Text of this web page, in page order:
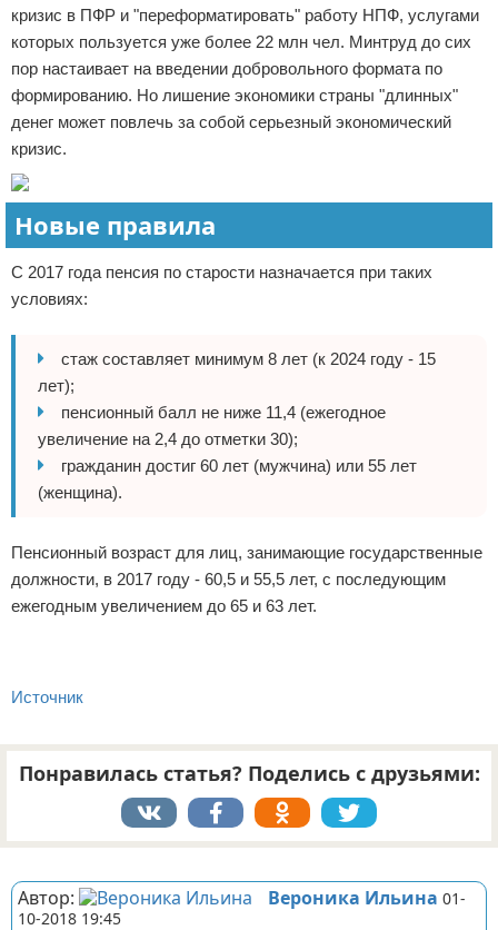
кризис в ПФР и "переформатировать" работу НПФ, услугами
которых пользуется уже более 22 млн чел. Минтруд до сих
пор настаивает на введении добровольного формата по
формированию. Но лишение экономики страны "длинных"
денег может повлечь за собой серьезный экономический
кризис.
Новые правила
С 2017 года пенсия по старости назначается при таких
условиях:
стаж составляет минимум 8 лет (к 2024 году - 15
лет);
пенсионный балл не ниже 11,4 (ежегодное
увеличение на 2,4 до отметки 30);
гражданин достиг 60 лет (мужчина) или 55 лет
(женщина).
Пенсионный возраст для лиц, занимающие государственные
должности, в 2017 году - 60,5 и 55,5 лет, с последующим
ежегодным увеличением до 65 и 63 лет.
Источник
Понравилась статья? Поделись с друзьями:
Автор: Вероника Ильина 01-
10-2018 19:45